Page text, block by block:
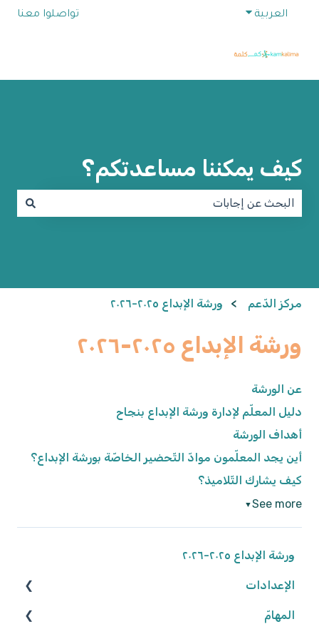
العربية Show submenu for translations تواصلوا معنا
كيف يمكننا مساعدتكم؟
مركز الدّعم ورشة الإبداع ٢٠٢٥-٢٠٢٦
ورشة الإبداع ٢٠٢٥-٢٠٢٦
عن الورشة
دليل المعلّم لإدارة ورشة الإبداع بنجاح
أهداف الورشة
أين يجد المعلّمون موادّ التّحضير الخاصّة بورشة الإبداع؟
كيف يشارك التّلاميذ؟
See more
▼
ورشة الإبداع ٢٠٢٥-٢٠٢٦
الإعدادات
الوصول إلى المنصّةالمهامّ